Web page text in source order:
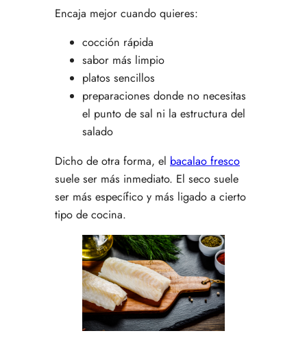
Encaja mejor cuando quieres:
cocción rápida
sabor más limpio
platos sencillos
preparaciones donde no necesitas
el punto de sal ni la estructura del
salado
Dicho de otra forma, el bacalao fresco
suele ser más inmediato. El seco suele
ser más específico y más ligado a cierto
tipo de cocina.